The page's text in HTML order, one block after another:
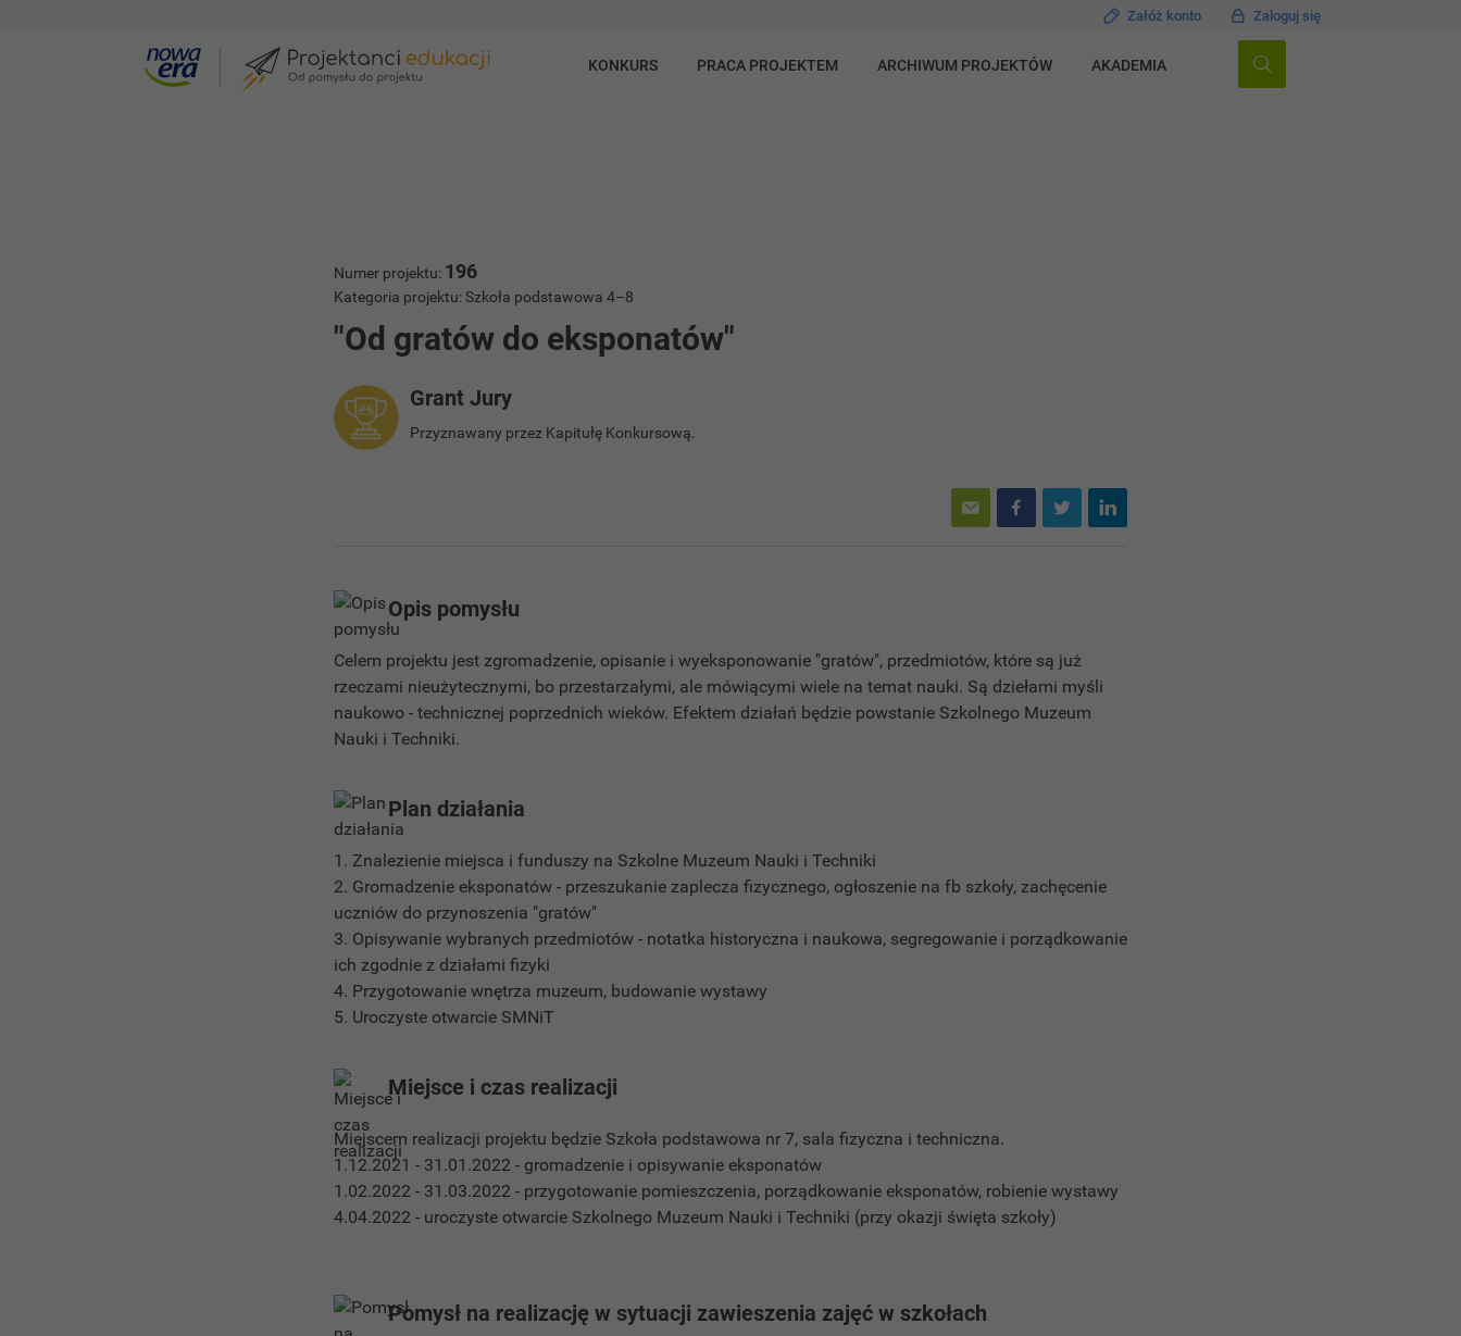
Załóż konto Zaloguj się
KONKURS PRACA PROJEKTEM ARCHIWUM PROJEKTÓW AKADEMIA
Numer projektu: 196
Kategoria projektu: Szkoła podstawowa 4–8
"Od gratów do eksponatów"
Grant Jury
Przyznawany przez Kapitułę Konkursową.
Opis pomysłu
Celem projektu jest zgromadzenie, opisanie i wyeksponowanie "gratów", przedmiotów, które są już
rzeczami nieużytecznymi, bo przestarzałymi, ale mówiącymi wiele na temat nauki. Są dziełami myśli
naukowo - technicznej poprzednich wieków. Efektem działań będzie powstanie Szkolnego Muzeum
Nauki i Techniki.
Plan działania
1. Znalezienie miejsca i funduszy na Szkolne Muzeum Nauki i Techniki
2. Gromadzenie eksponatów - przeszukanie zaplecza fizycznego, ogłoszenie na fb szkoły, zachęcenie
uczniów do przynoszenia "gratów"
3. Opisywanie wybranych przedmiotów - notatka historyczna i naukowa, segregowanie i porządkowanie
ich zgodnie z działami fizyki
4. Przygotowanie wnętrza muzeum, budowanie wystawy
5. Uroczyste otwarcie SMNiT
Miejsce i czas realizacji
Miejscem realizacji projektu będzie Szkoła podstawowa nr 7, sala fizyczna i techniczna.
1.12.2021 - 31.01.2022 - gromadzenie i opisywanie eksponatów
1.02.2022 - 31.03.2022 - przygotowanie pomieszczenia, porządkowanie eksponatów, robienie wystawy
4.04.2022 - uroczyste otwarcie Szkolnego Muzeum Nauki i Techniki (przy okazji święta szkoły)
Pomysł na realizację w sytuacji zawieszenia zajęć w szkołach